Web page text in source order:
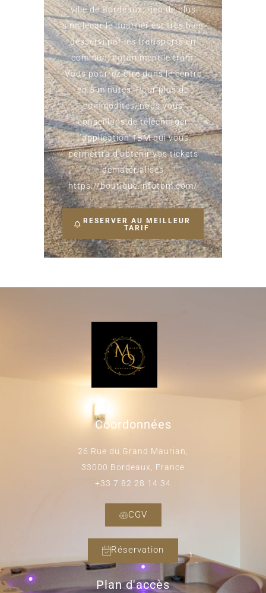
ville de Bordeaux, rien de plus
simplecar le quartier est très bien
desservi par les transports en
commun, notamment le tram.
Vous pourrez être dans le centre
en 5 minutes. Pour plus de
commodités, nous vous
conseillons de télécharger
l’application TBM qui vous
permettra d’obtenir vos tickets
dématérialisés
https://boutique.infotbm.com/
RESERVER AU MEILLEUR
TARIF
Coordonnées
26 Rue du Grand Maurian,
33000 Bordeaux, France
+33 7 82 28 14 34
CGV
Réservation
Plan d'accès